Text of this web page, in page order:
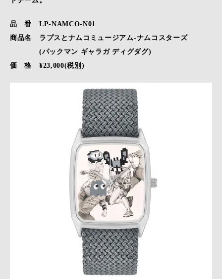
品 番 LP-NAMCO-N01
商品名 ラプスとナムコミュージアム-ナムコスターズ
(パックマン ギャラガ ディグダグ)
価 格 ¥23,000(税別)